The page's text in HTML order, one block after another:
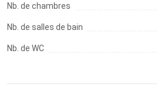
Nb. de chambres
Nb. de salles de bain
Nb. de WC